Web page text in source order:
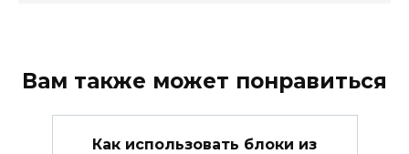
Вам также может понравиться
Как использовать блоки из